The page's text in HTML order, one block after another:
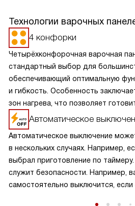
Технологии варочных
4 конфорки
Четырёхконфорочная варочная
стандартный выбор для
обеспечивающий оптимальную
и гибкость. Особенность
зон нагрева, что позволяет
одновременно, экономя время и
размеров и мощностей конфорок
различных кулинарных задач, от
до медленного тушения. Такая
равномерное распределение
расположение посуды, что делает
семейного использования.
Автоматическое
Автоматическое выключение
в нескольких случаях. Например,
выбрал приготовление по
служит безопасности. Например,
самостоятельно выключится, если